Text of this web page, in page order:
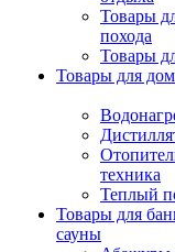
Товары
похода
Товары
Товары для
техника
Теплый
Товары для
сауны